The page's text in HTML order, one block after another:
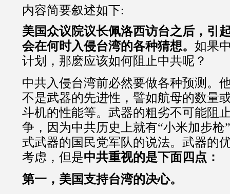
内容简要叙述如下:
美国众议院议长佩洛西访台之后，引
会在何时入侵台湾的各种猜想。 如果
计划，那麽应该如何阻止中共呢？
中共入侵台湾前必然要做各种预测。
不是武器的先进性，譬如航母的数量
斗机的性能等。武器的粗劣不可能阻
争，因为中共历史上就有“小米加步枪
式武器的国民党军队的说法。武器的
考虑，但是中共重视的是下面四点：
第一，美国支持台湾的决心。